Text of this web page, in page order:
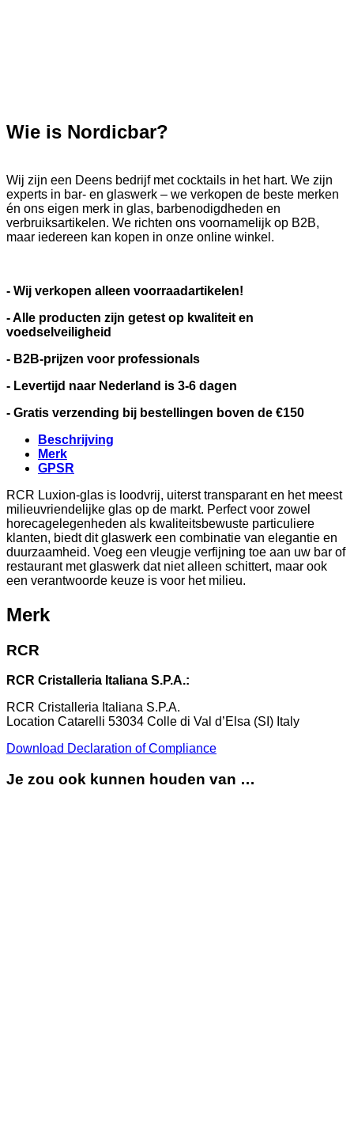
Wie is Nordicbar?
Wij zijn een Deens bedrijf met cocktails in het hart. We zijn
experts in bar- en glaswerk – we verkopen de beste merken
én ons eigen merk in glas, barbenodigdheden en
verbruiksartikelen. We richten ons voornamelijk op B2B,
maar iedereen kan kopen in onze online winkel.
- Wij verkopen alleen voorraadartikelen!
- Alle producten zijn getest op kwaliteit en
voedselveiligheid
- B2B-prijzen voor professionals
- Levertijd naar Nederland is 3-6 dagen
- Gratis verzending bij bestellingen boven de €150
Beschrijving
Merk
GPSR
RCR Luxion-glas is loodvrij, uiterst transparant en het meest
milieuvriendelijke glas op de markt. Perfect voor zowel
horecagelegenheden als kwaliteitsbewuste particuliere
klanten, biedt dit glaswerk een combinatie van elegantie en
duurzaamheid. Voeg een vleugje verfijning toe aan uw bar of
restaurant met glaswerk dat niet alleen schittert, maar ook
een verantwoorde keuze is voor het milieu.
Merk
RCR
RCR Cristalleria Italiana S.P.A.:
RCR Cristalleria Italiana S.P.A.
Location Catarelli 53034 Colle di Val d’Elsa (SI) Italy
Download Declaration of Compliance
Je zou ook kunnen houden van …